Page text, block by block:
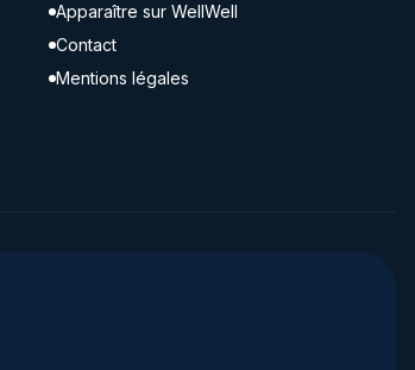
Apparaître sur WellWell
Contact
Mentions légales